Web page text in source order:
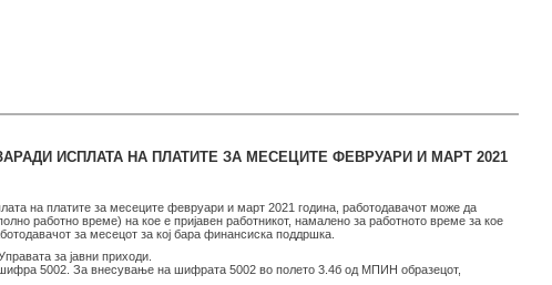
ИСПЛАТА НА ПЛАТИТЕ ЗА МЕСЕЦИТЕ ФЕВРУАРИ И МАРТ 2021
на платите за месеците февруари и март 2021 година, работодавачот може да
работно време) на кое е пријавен работникот, намалено за работното време за кое
за месецот за кој бара финансиска поддршка.
за јавни приходи.
5002. За внесување на шифрата 5002 во полето 3.4б од МПИН образецот,